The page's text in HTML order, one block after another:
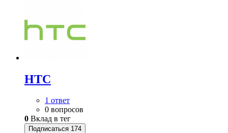
HTC
1 ответ
0 вопросов
0 Вклад в тег
Подписаться 174